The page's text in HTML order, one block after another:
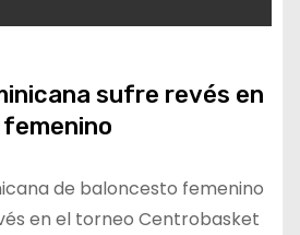
sufre revés en
de baloncesto femenino
en el torneo Centrobasket